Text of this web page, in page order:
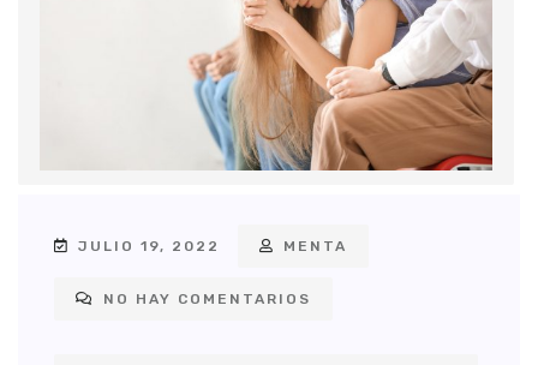
JULIO 19, 2022 MENTA
NO HAY COMENTARIOS